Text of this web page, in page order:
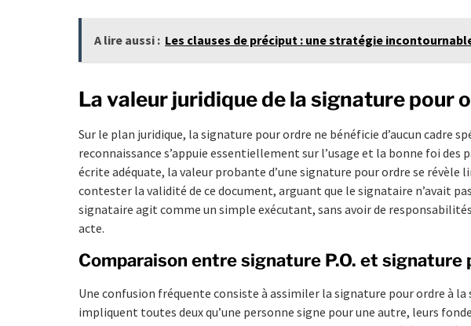
A lire aussi : Les clauses de préciput : une stratégie
La valeur juridique de la signature pour
Sur le plan juridique, la signature pour ordre ne bénéficie d’aucun cadre
reconnaissance s’appuie essentiellement sur l’usage et la bonne foi des
écrite adéquate, la valeur probante d’une signature pour ordre se révèle
contester la validité de ce document, arguant que le signataire n’avait
signataire agit comme un simple exécutant, sans avoir de
acte.
Comparaison entre signature P.O. et signature
Une confusion fréquente consiste à assimiler la signature pour ordre à
impliquent toutes deux qu’une personne signe pour une autre, leurs